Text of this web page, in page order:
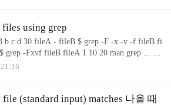
using grep
b c d 30 fileA - fileB $ grep -F -x -v -f fileB fi
grep -Fxvf fileB fileA 1 10 20 man grep ... -F,
as a set of fixed strings (i.e. force grep to
(standard input) matches 나올 때